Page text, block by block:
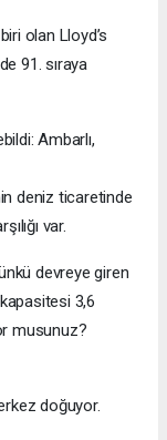
olan Lloyd’s
91. sıraya
Ambarlı,
deniz ticaretinde
var.
devreye giren
3,6
musunuz?
doğuyor.